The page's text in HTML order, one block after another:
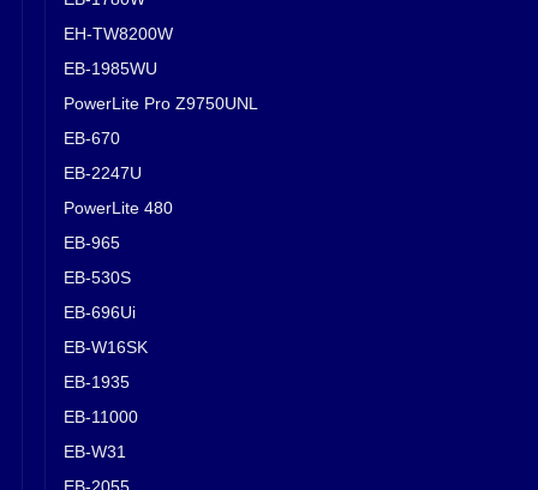
EH-TW8200W
EB-1985WU
PowerLite Pro Z9750UNL
EB-670
EB-2247U
PowerLite 480
EB-965
EB-530S
EB-696Ui
EB-W16SK
EB-1935
EB-11000
EB-W31